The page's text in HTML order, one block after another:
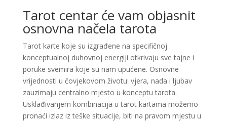
Tarot centar će vam objasnit
osnovna načela tarota
Tarot karte koje su izgrađene na specifičnoj
konceptualnoj duhovnoj energiji otkrivaju sve tajne i
poruke svemira koje su nam upućene. Osnovne
vrijednosti u čovjekovom životu: vjera, nada i ljubav
zauzimaju centralno mjesto u konceptu tarota.
Usklađivanjem kombinacija u tarot kartama možemo
pronaći izlaz iz teške situacije, biti na pravom mjestu u